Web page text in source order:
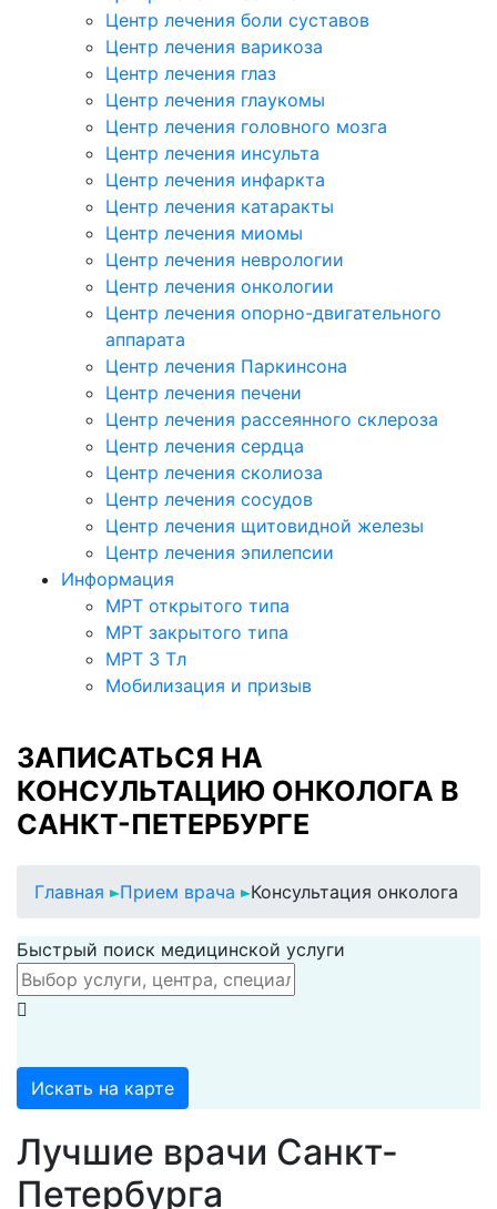
Центр лечения боли суставов
Центр лечения варикоза
Центр лечения глаз
Центр лечения глаукомы
Центр лечения головного мозга
Центр лечения инсульта
Центр лечения инфаркта
Центр лечения катаракты
Центр лечения миомы
Центр лечения неврологии
Центр лечения онкологии
Центр лечения опорно-двигательного
аппарата
Центр лечения Паркинсона
Центр лечения печени
Центр лечения рассеянного склероза
Центр лечения сердца
Центр лечения сколиоза
Центр лечения сосудов
Центр лечения щитовидной железы
Центр лечения эпилепсии
Информация
МРТ открытого типа
МРТ закрытого типа
МРТ 3 Тл
Мобилизация и призыв
ЗАПИСАТЬСЯ НА
КОНСУЛЬТАЦИЮ ОНКОЛОГА В
САНКТ-ПЕТЕРБУРГЕ
Главная Прием врача Консультация онколога
Быстрый поиск медицинской услуги
Искать на карте
Лучшие врачи Санкт-
Петербурга